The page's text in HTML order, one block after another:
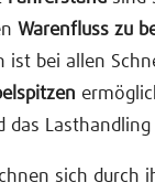
Warenfluss zu
ist bei allen
das
sich durch